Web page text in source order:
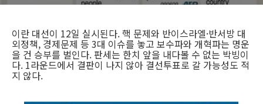
이란 대선이 12일 실시된다. 핵 문제와 반이스라엘·반서방 대
외정책, 경제문제 등 3대 이슈를 놓고 보수파와 개혁파는 명운
을 건 승부를 벌인다. 판세는 한치 앞을 내다볼 수 없는 박빙이
다. 1라운드에서 결판이 나지 않아 결선투표로 갈 가능성도 적
지 않다.